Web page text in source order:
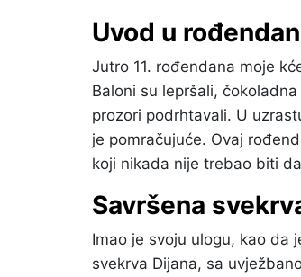
Uvod u
Jutro 11. rođendana moje
Baloni su lepršali,
prozori podrhtavali. U
je pomračujuće. Ovaj
koji nikada nije trebao biti
Savršena
Imao je svoju ulogu, kao da
svekrva Dijana, sa